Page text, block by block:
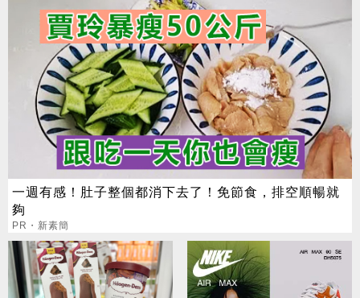
一週有感！肚子整個都消下去了！免節食，排空順暢就
夠
PR・新素簡